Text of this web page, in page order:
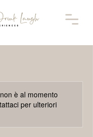
è al momento
per ulteriori